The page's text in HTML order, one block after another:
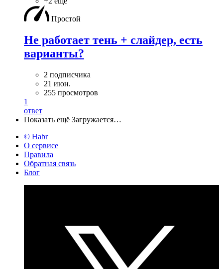
Простой
Не работает тень + слайдер, есть
варианты?
2 подписчика
21 июн.
255 просмотров
1
ответ
Показать ещё Загружается…
© Habr
О сервисе
Правила
Обратная связь
Блог